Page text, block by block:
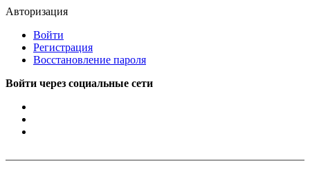
Авторизация
Войти
Регистрация
Восстановление пароля
Войти через социальные сети